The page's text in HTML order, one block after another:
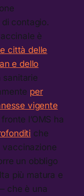
contagio.
è
città delle
e dello
sanitarie
per
vigente
l’OMS ha
che
vaccinazione
un obbligo
più matura e
che è una